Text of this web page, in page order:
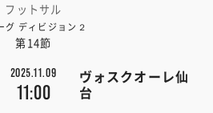
フットサル
グ ディビジョン２
第14節
2025.11.09
11:00
ヴォスクオーレ仙
台